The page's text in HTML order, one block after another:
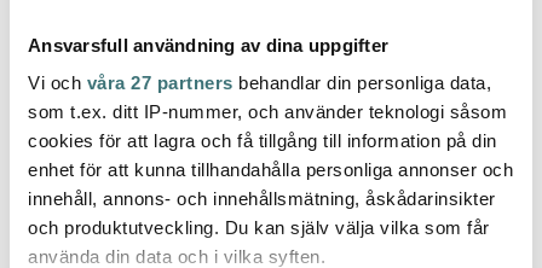
Ansvarsfull användning av dina uppgifter
Vi och våra 27 partners behandlar din personliga data,
som t.ex. ditt IP-nummer, och använder teknologi såsom
cookies för att lagra och få tillgång till information på din
enhet för att kunna tillhandahålla personliga annonser och
innehåll, annons- och innehållsmätning, åskådarinsikter
och produktutveckling. Du kan själv välja vilka som får
använda din data och i vilka syften.
Aida
Raw Serveringsset 5
delar Svart
329 kr 549 kr
Anders Petter
Classic
Stekpanneskydd 3-
pack grå
55 kr